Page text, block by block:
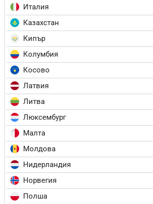
Италия
Казахстан
Кипър
Колумбия
Косово
Латвия
Литва
Люксембург
Малта
Молдова
Нидерландия
Норвегия
Полша